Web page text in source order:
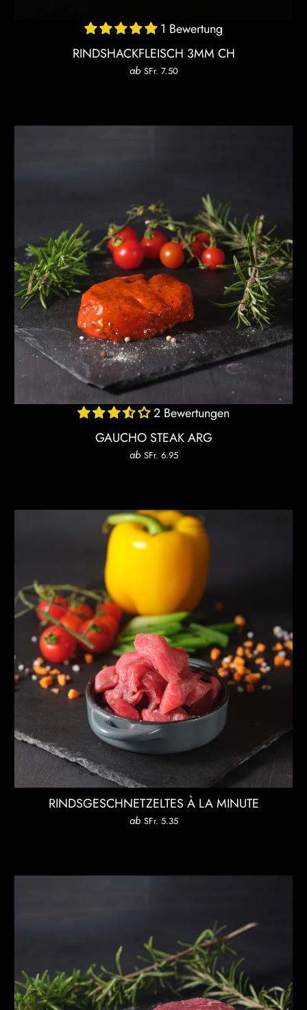
1 Bewertung
RINDSHACKFLEISCH 3MM CH
ab SFr. 7.50
2 Bewertungen
GAUCHO STEAK ARG
ab SFr. 6.95
RINDSGESCHNETZELTES À LA MINUTE
ab SFr. 5.35